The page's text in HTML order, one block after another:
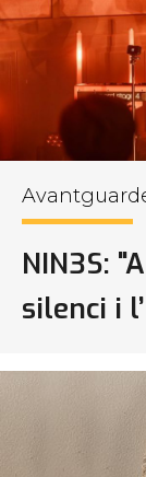
NIN3S:
silenci i